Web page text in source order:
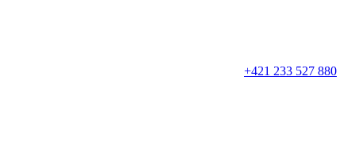
+421 233 527 880